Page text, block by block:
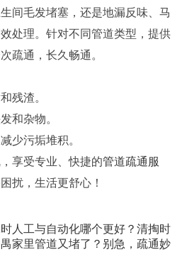
间毛发堵塞，还是地漏反味、马
处理。针对不同管道类型，提供
疏通，长久畅通。
残渣。
和杂物。
少污垢堆积。
享受专业、快捷的管道疏通服
堵塞困扰，生活更舒心！
人工与自动化哪个更好？清掏时
家里管道又堵了？别急，疏通妙